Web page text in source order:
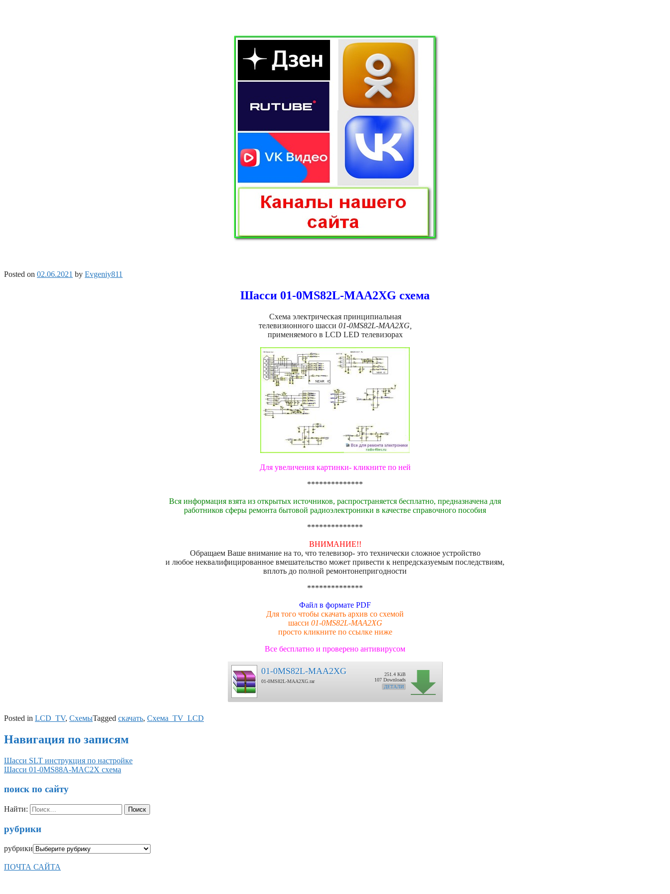
Posted on 02.06.2021 by Evgeniy811
Шасси 01-0MS82L-MAA2XG схема
Схема электрическая принципиальная
телевизионного шасси 01-0MS82L-MAA2XG,
применяемого в LCD LED телевизорах
Для увеличения картинки- кликните по ней
**************
Вся информация взята из открытых источников, распространяется бесплатно, предназначена для
работников сферы ремонта бытовой радиоэлектроники в качестве справочного пособия
**************
ВНИМАНИЕ!!
Обращаем Ваше внимание на то, что телевизор- это технически сложное устройство
и любое неквалифицированное вмешательство может привести к непредсказуемым последствиям,
вплоть до полной ремонтонепригодности
**************
Файл в формате PDF
Для того чтобы скачать архив со схемой
шасси 01-0MS82L-MAA2XG
просто кликните по ссылке ниже
Все бесплатно и проверено антивирусом
01-0MS82L-MAA2XG
01-0MS82L-MAA2XG.rar
251.4 KiB
107 Downloads
ДЕТАЛИ
Posted in LCD_TV, СхемыTagged скачать, Схема_TV_LCD
Навигация по записям
Шасси SLT инструкция по настройке
Шасси 01-0MS88A-MAC2X схема
поиск по сайту
Найти:
рубрики
рубрики
ПОЧТА САЙТА